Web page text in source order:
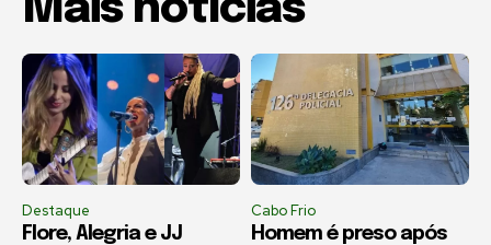
Mais notícias
Destaque
Flore, Alegria e JJ
Cabo Frio
Homem é preso após